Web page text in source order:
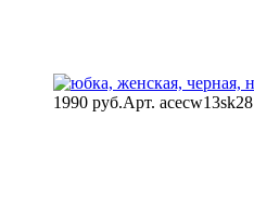
1990 руб.Арт. acecw13sk28